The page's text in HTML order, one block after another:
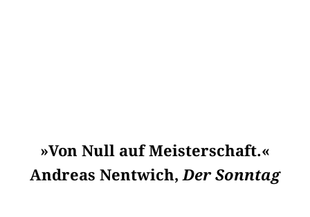
»Von Null auf Meisterschaft.«
Andreas Nentwich,Der Sonntag